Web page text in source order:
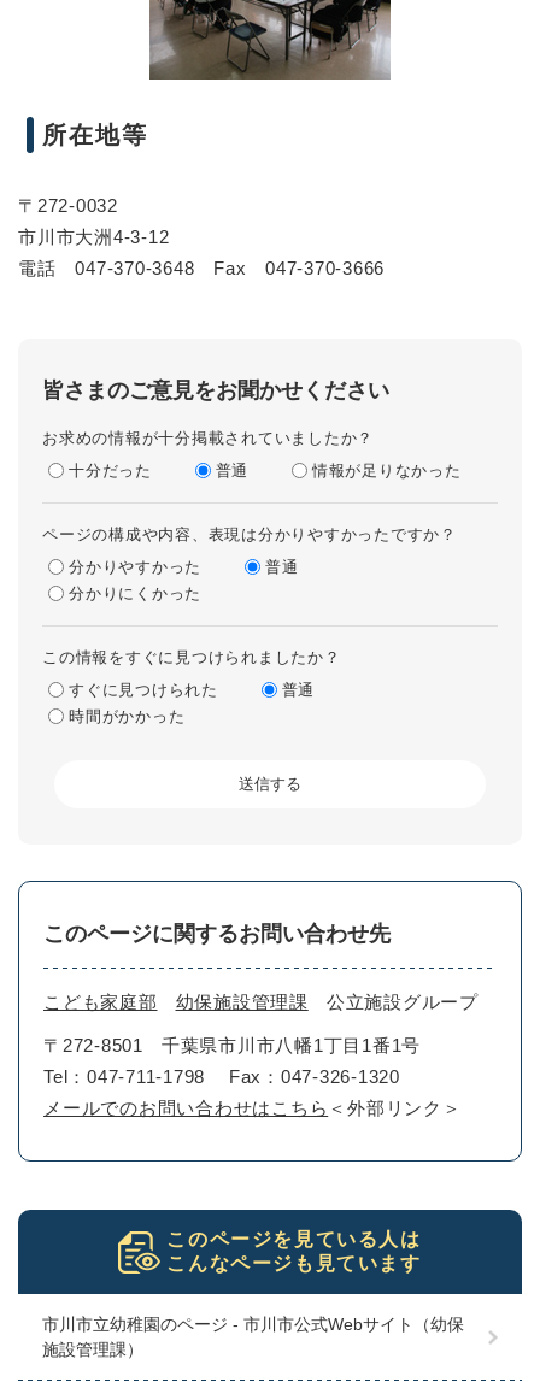
所在地等
〒272-0032
市川市大洲4-3-12
電話 047-370-3648 Fax 047-370-3666
皆さまのご意見をお聞かせください
お求めの情報が十分掲載されていましたか？
十分だった
普通 情報が足りなかった
ページの構成や内容、表現は分かりやすかったですか？
分かりやすかった
普通
分かりにくかった
この情報をすぐに見つけられましたか？
すぐに見つけられた
普通
時間がかかった
このページに関するお問い合わせ先
こども家庭部 幼保施設管理課 公立施設グループ
〒272-8501
千葉県市川市八幡1丁目1番1号
Tel：047-711-1798
Fax：047-326-1320
メールでのお問い合わせはこちら ＜外部リンク＞
このページを見ている人は
こんなページも見ています
市川市立幼稚園のページ - 市川市公式Webサイト（幼保
施設管理課）